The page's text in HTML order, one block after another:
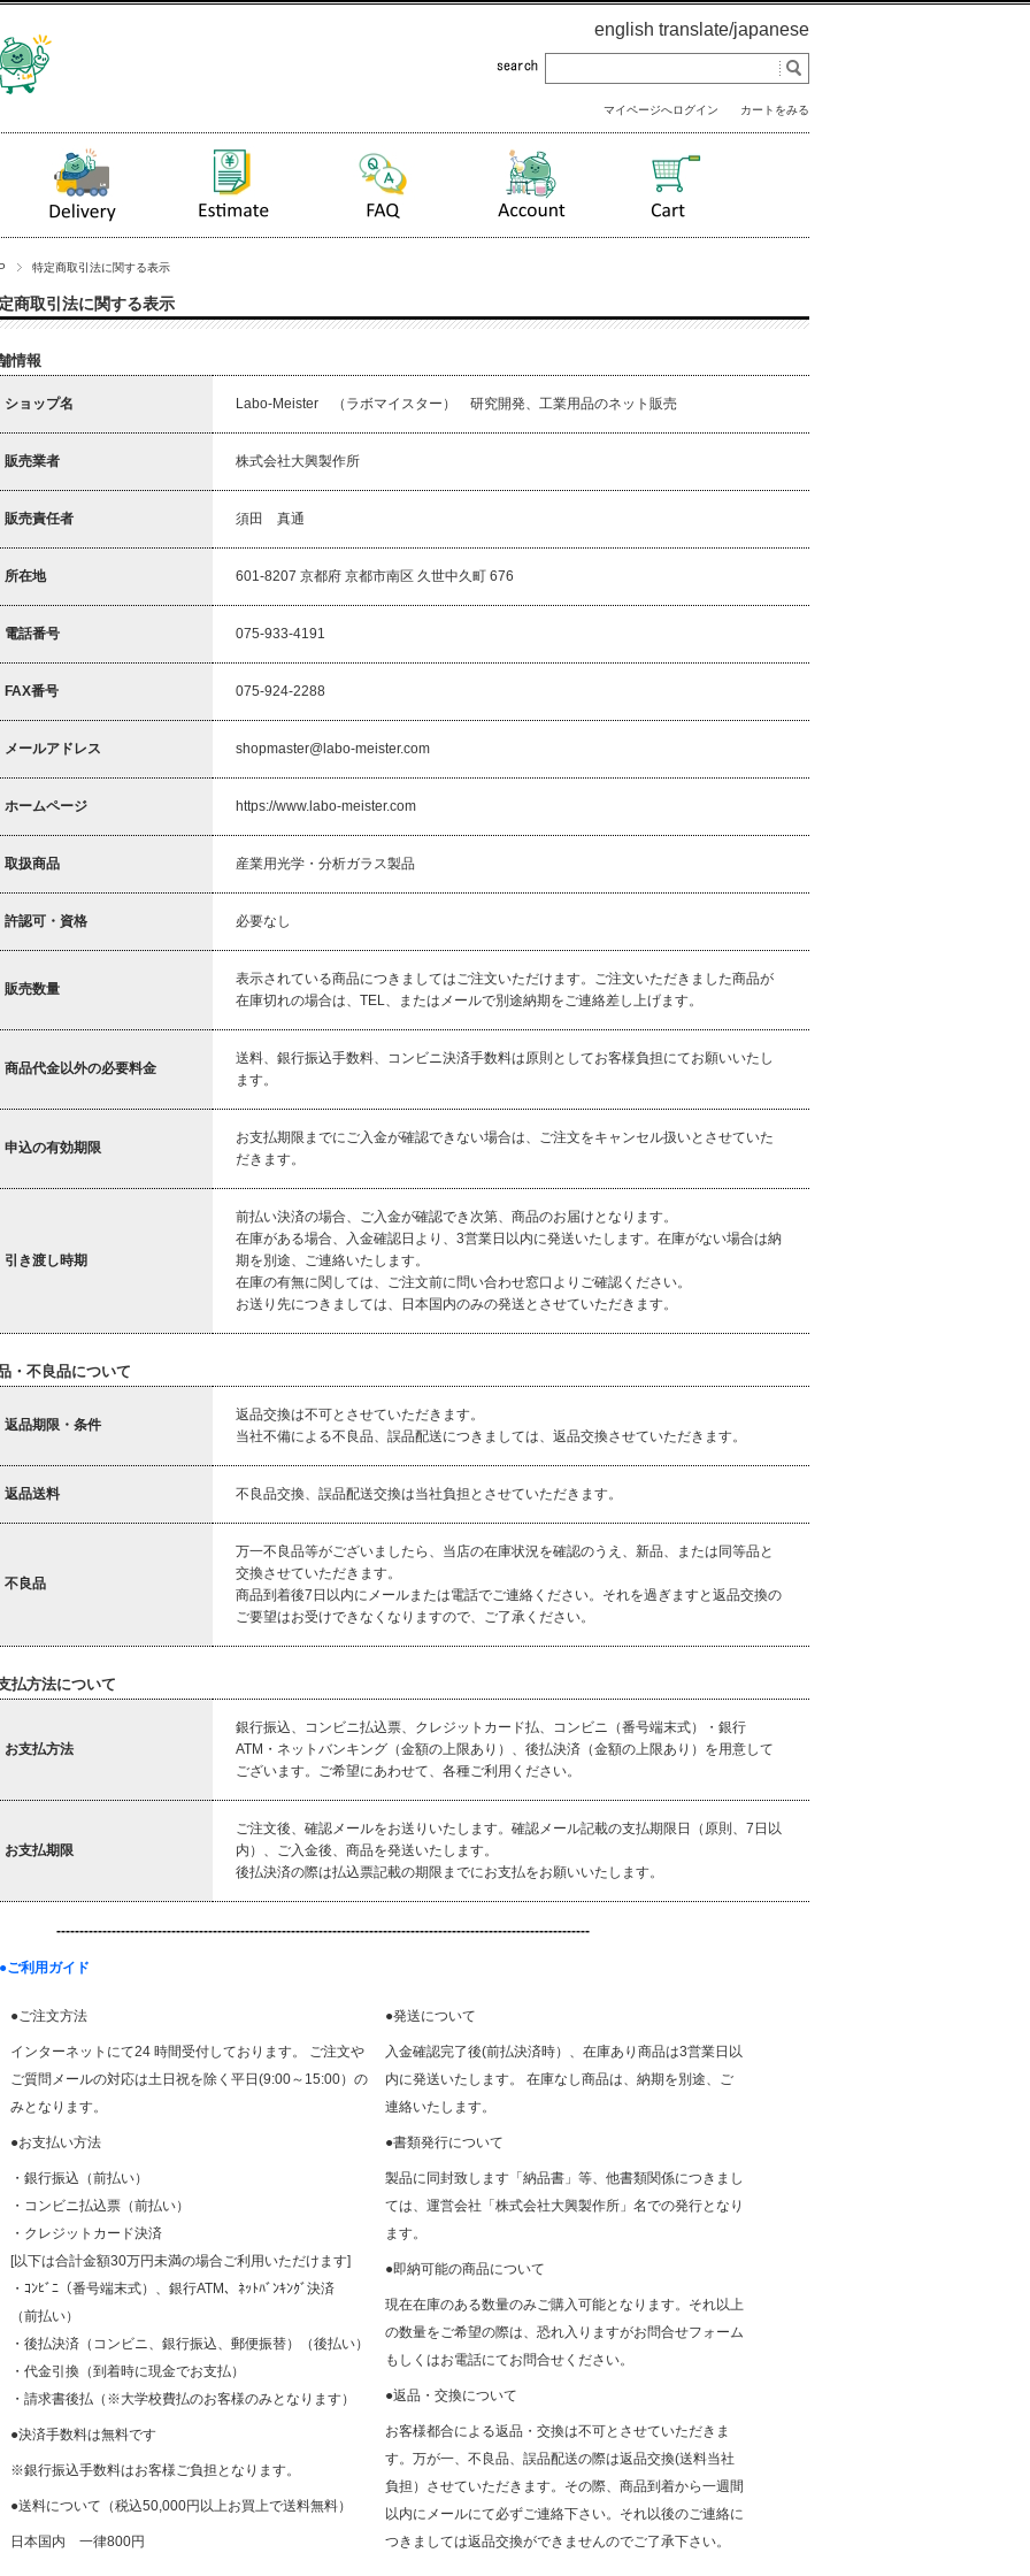
english translate/japanese
マイページへログイン カートをみる
特定商取引法に関する表示
商取引法に関する表示
情報
ショップ名 Labo-Meister （ラボマイスター） 研究開発、工業用品のネット販売
販売業者 株式会社大興製作所
販売責任者 須田 真通
所在地 601-8207 京都府 京都市南区 久世中久町 676
電話番号 075-933-4191
FAX番号 075-924-2288
メールアドレス shopmaster@labo-meister.com
ホームページ https://www.labo-meister.com
取扱商品 産業用光学・分析ガラス製品
許認可・資格 必要なし
販売数量
表示されている商品につきましてはご注文いただけます。ご注文いただきました商品が
在庫切れの場合は、TEL、またはメールで別途納期をご連絡差し上げます。
商品代金以外の必要料金
送料、銀行振込手数料、コンビニ決済手数料は原則としてお客様負担にてお願いいたし
ます。
申込の有効期限
お支払期限までにご入金が確認できない場合は、ご注文をキャンセル扱いとさせていた
だきます。
引き渡し時期
前払い決済の場合、ご入金が確認でき次第、商品のお届けとなります。
在庫がある場合、入金確認日より、3営業日以内に発送いたします。在庫がない場合は納
期を別途、ご連絡いたします。
在庫の有無に関しては、ご注文前に問い合わせ窓口よりご確認ください。
お送り先につきましては、日本国内のみの発送とさせていただきます。
・不良品について
返品期限・条件
返品交換は不可とさせていただきます。
当社不備による不良品、誤品配送につきましては、返品交換させていただきます。
返品送料 不良品交換、誤品配送交換は当社負担とさせていただきます。
不良品
万一不良品等がございましたら、当店の在庫状況を確認のうえ、新品、または同等品と
交換させていただきます。
商品到着後7日以内にメールまたは電話でご連絡ください。それを過ぎますと返品交換の
ご要望はお受けできなくなりますので、ご了承ください。
払方法について
お支払方法
銀行振込、コンビニ払込票、クレジットカード払、コンビニ（番号端末式）・銀行
ATM・ネットバンキング（金額の上限あり）、後払決済（金額の上限あり）を用意して
ございます。ご希望にあわせて、各種ご利用ください。
お支払期限
ご注文後、確認メールをお送りいたします。確認メール記載の支払期限日（原則、7日以
内）、ご入金後、商品を発送いたします。
後払決済の際は払込票記載の期限までにお支払をお願いいたします。
--------------------------------------------------------------------------------------------------------------------
●ご利用ガイド
●ご注文方法
インターネットにて24 時間受付しております。 ご注文や
ご質問メールの対応は土日祝を除く平日(9:00～15:00）の
みとなります。
●お支払い方法
・銀行振込（前払い）
・コンビニ払込票（前払い）
・クレジットカード決済
[以下は合計金額30万円未満の場合ご利用いただけます]
・ｺﾝﾋﾞﾆ（番号端末式）、銀行ATM、ﾈｯﾄﾊﾞﾝｷﾝｸﾞ決済
（前払い）
・後払決済（コンビニ、銀行振込、郵便振替）（後払い）
・代金引換（到着時に現金でお支払）
・請求書後払（※大学校費払のお客様のみとなります）
●決済手数料は無料です
※銀行振込手数料はお客様ご負担となります。
●送料について（税込50,000円以上お買上で送料無料）
日本国内 一律800円
●発送について
入金確認完了後(前払決済時）、在庫あり商品は3営業日以
内に発送いたします。 在庫なし商品は、納期を別途、ご
連絡いたします。
●書類発行について
製品に同封致します「納品書」等、他書類関係につきまし
ては、運営会社「株式会社大興製作所」名での発行となり
ます。
●即納可能の商品について
現在在庫のある数量のみご購入可能となります。それ以上
の数量をご希望の際は、恐れ入りますがお問合せフォーム
もしくはお電話にてお問合せください。
●返品・交換について
お客様都合による返品・交換は不可とさせていただきま
す。万が一、不良品、誤品配送の際は返品交換(送料当社
負担）させていただきます。その際、商品到着から一週間
以内にメールにて必ずご連絡下さい。それ以後のご連絡に
つきましては返品交換ができませんのでご了承下さい。